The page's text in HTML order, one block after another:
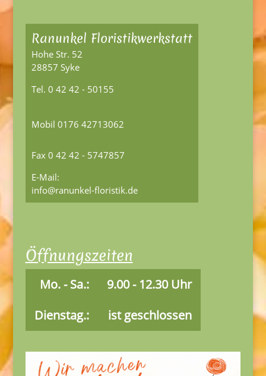
Ranunkel Floristikwerkstatt
Hohe Str. 52
28857 Syke
Tel. 0 42 42 - 50155
Mobil 0176 42713062
Fax 0 42 42 - 5747857
E-Mail:
info@ranunkel-floristik.de
Öffnungszeiten
Mo. - Sa.:
9.00 - 12.30 Uhr
Dienstag.:
ist geschlossen